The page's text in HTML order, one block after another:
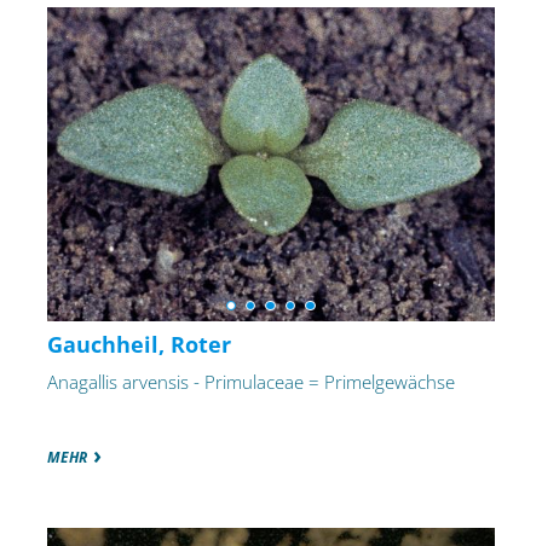
Gauchheil, Roter
Anagallis arvensis - Primulaceae = Primelgewächse
MEHR